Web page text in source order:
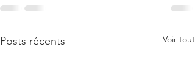
Posts récents Voir tout